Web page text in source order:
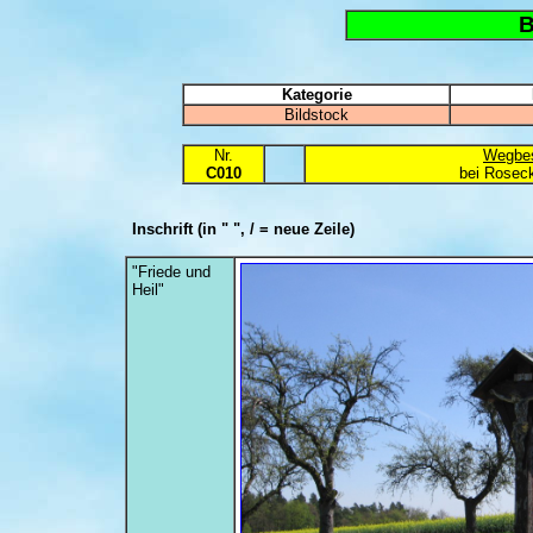
Kategorie
Bildstock
Nr.
C010
bei
Inschrift(in " ", / = neue Zeile)
"Friede und
Heil"